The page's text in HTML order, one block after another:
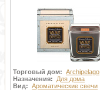
Торговый дом: Archipelago
Назначения: Для дома
Вид: Ароматические свечи